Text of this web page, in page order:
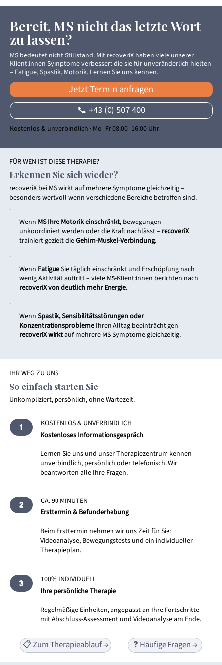
Bereit, MS nicht das letzte Wort
zu lassen?
MS bedeutet nicht Stillstand. Mit recoveriX haben viele unserer
Klient:innen Symptome verbessert die sie für unveränderlich hielten
– Fatigue, Spastik, Motorik. Lernen Sie uns kennen.
Jetzt Termin anfragen
📞 +43 (0) 507 400
Kostenlos & unverbindlich · Mo–Fr 08:00–16:00 Uhr
FÜR WEN IST DIESE THERAPIE?
Erkennen Sie sich wieder?
recoveriX bei MS wirkt auf mehrere Symptome gleichzeitig –
besonders wertvoll wenn verschiedene Bereiche betroffen sind.
Wenn MS Ihre Motorik einschränkt, Bewegungen
unkoordiniert werden oder die Kraft nachlässt – recoveriX
trainiert gezielt dieGehirn-Muskel-Verbindung.
Wenn FatigueSie täglich einschränkt und Erschöpfung nach
wenig Aktivität auftritt – viele MS-Klient:innen berichten nach
recoveriX von deutlich mehr Energie.
WennSpastik, Sensibilitätsstörungen oder
Konzentrationsprobleme Ihren Alltag beeinträchtigen –
recoveriX wirktauf mehrere MS-Symptome gleichzeitig.
IHR WEG ZU UNS
So einfach starten Sie
Unkompliziert, persönlich, ohne Wartezeit.
1
KOSTENLOS & UNVERBINDLICH
Kostenloses Informationsgespräch
Lernen Sie uns und unser Therapiezentrum kennen –
unverbindlich, persönlich oder telefonisch. Wir
beantworten alle Ihre Fragen.
2
CA. 90 MINUTEN
Ersttermin & Befunderhebung
Beim Ersttermin nehmen wir uns Zeit für Sie:
Videoanalyse, Bewegungstests und ein individueller
Therapieplan.
3
100% INDIVIDUELL
Ihre persönliche Therapie
Regelmäßige Einheiten, angepasst an Ihre Fortschritte –
mit Abschluss-Assessment und Videoanalyse am Ende.
📋 Zum Therapieablauf → ❓ Häufige Fragen →